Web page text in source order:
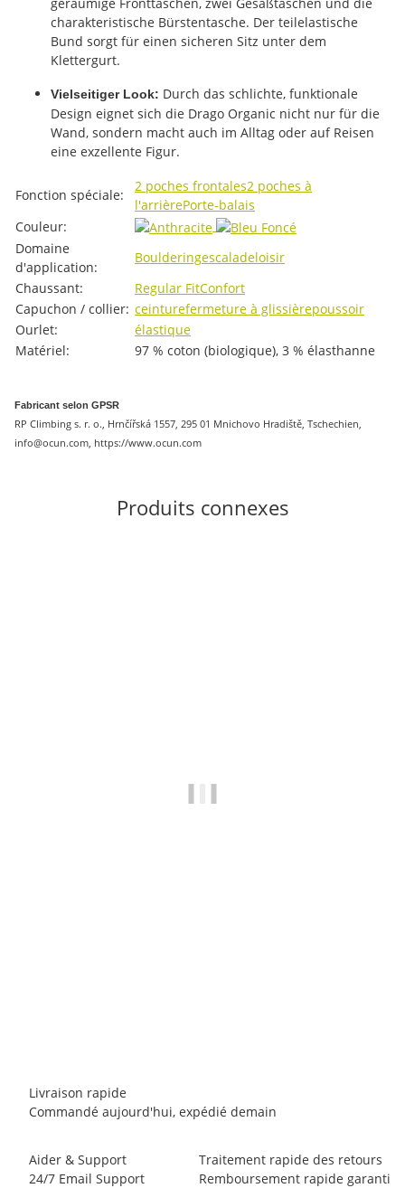
charakteristische Bürstentasche. Der teilelastische
Bund sorgt für einen sicheren Sitz unter dem
Klettergurt.
Vielseitiger Look: Durch das schlichte, funktionale
Design eignet sich die Drago Organic nicht nur für die
Wand, sondern macht auch im Alltag oder auf Reisen
eine exzellente Figur.
#productDetails.itemInformation#
#productDetails.itemValue#
Fonction spéciale:
2 poches frontales2 poches à
l'arrièrePorte-balais
Couleur:
Domaine
d'application:
Boulderingescaladeloisir
Chaussant:
Regular FitConfort
Capuchon / collier: ceinturefermeture à glissièrepoussoir
Ourlet:
élastique
Matériel:
97 % coton (biologique), 3 % élasthanne
Fabricant selon GPSR
RP Climbing s. r. o., Hrnčířská 1557, 295 01 Mnichovo Hradiště, Tschechien,
info@ocun.com, https://www.ocun.com
Produits connexes
Livraison rapide
Commandé aujourd'hui, expédié demain
Aider & Support
24/7 Email Support
Traitement rapide des retours
Remboursement rapide garanti